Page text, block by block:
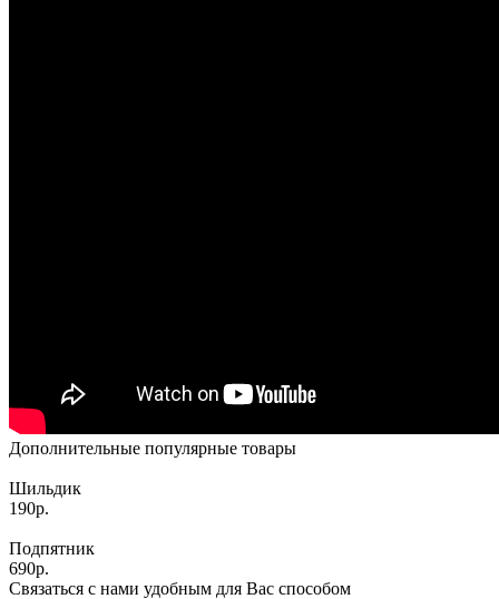
Дополнительные популярные товары
Шильдик
190р.
Подпятник
690р.
Связаться с нами удобным для Вас способом